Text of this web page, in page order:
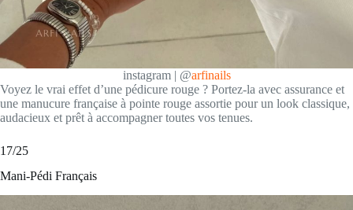
instagram | @arfinails
Voyez le vrai effet d’une pédicure rouge ? Portez-la avec assurance et
une manucure française à pointe rouge assortie pour un look classique,
audacieux et prêt à accompagner toutes vos tenues.
17/25
Mani-Pédi Français